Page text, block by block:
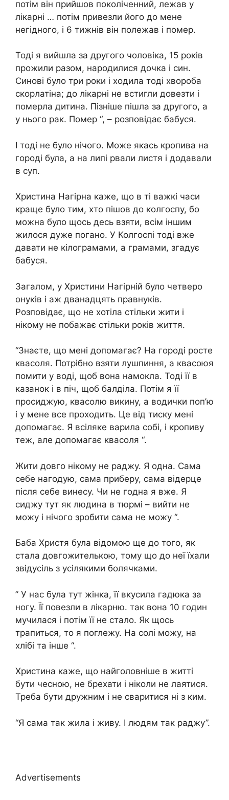
потім він прийшов поколіченний, лежав у
лікарні … потім привезли його до мене
негідного, і 6 тижнів він полежав і помер.
Тоді я вийшла за другого чоловіка, 15 років
прожили разом, народилися дочка і син.
Синові було три роки і ходила тоді хвороба
скорлатіна; до лікарні не встигли довезти і
померла дитина. Пізніше пішла за другого, а
у нього рак. Помер “, – розповідає бабуся.
І тоді не було нічого. Може якась кропива на
городі була, а на липі рвали листя і додавали
в суп.
Христина Нагірна каже, що в ті важкі часи
краще було тим, хто пішов до колгоспу, бо
можна було щось десь взяти, всім іншим
жилося дуже погано. У Колгоспі тоді вже
давати не кілограмами, а грамами, згадує
бабуся.
Загалом, у Христини Нагірній було четверо
онуків і аж дванадцять правнуків.
Розповідає, що не хотіла стільки жити і
нікому не побажає стільки років життя.
“Знаєте, що мені допомагає? На городі росте
квасоля. Потрібно взяти лушпиння, а квасоюя
помити у воді, щоб вона намокла. Тоді її в
казанок і в піч, щоб балділа. Потім я її
просиджую, квасолю викину, а водички поп’ю
і у мене все проходить. Це від тиску мені
допомагає. Я всіляке варила собі, і кропиву
теж, але допомагає квасоля “.
Жити довго нікому не раджу. Я одна. Сама
себе нагодую, сама приберу, сама відерце
після себе винесу. Чи не годна я вже. Я
сиджу тут як людина в тюрмі – вийти не
можу і нічого зробити сама не можу “.
Баба Христя була відомою ще до того, як
стала довгожителькою, тому що до неї їхали
звідусіль з усілякими болячками.
” У нас була тут жінка, її вкусила гадюка за
ногу. Її повезли в лікарню. так вона 10 годин
мучилася і потім її не стало. Як щось
трапиться, то я поглежу. На солі можу, на
хлібі та інше “.
Христина каже, що найголовніше в житті
бути чесною, не брехати і ніколи не лаятися.
Треба бути дружним і не сваритися ні з ким.
“Я сама так жила і живу. І людям так раджу”.
Advertisements